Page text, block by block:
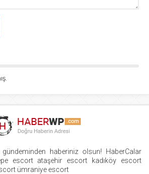
gündeminden haberiniz olsun! HaberCalar
escort ataşehir escort
kadıköy escort
ümraniye escort